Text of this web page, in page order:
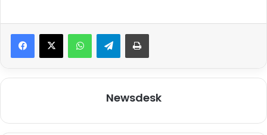
Telegram
Newsdesk